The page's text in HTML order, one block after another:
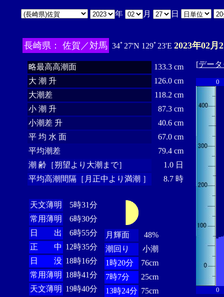
年 月 日
長崎県： 佐賀／対馬 34ﾟ27'N 129ﾟ23'E 2023年02月
略最高高潮面
133.3 cm
大 潮 升
126.0 cm
大潮差
118.2 cm
小 潮 升
87.3 cm
小潮差 升
40.6 cm
平 均 水 面
67.0 cm
平均潮差
79.4 cm
潮 齢［朔望より大潮まで］
1.0 日
平均高潮間隔［月正中より満潮 ］
8.7 時
天文薄明
5時31分
常用薄明
6時30分
日 出
6時55分
正 中 12時35分
日 没 18時16分
常用薄明 18時41分
天文薄明 19時40分
月輝面
48%
潮回り
小潮
1時20分
76cm
7時7分
25cm
13時24分 75cm
[デー
0
0